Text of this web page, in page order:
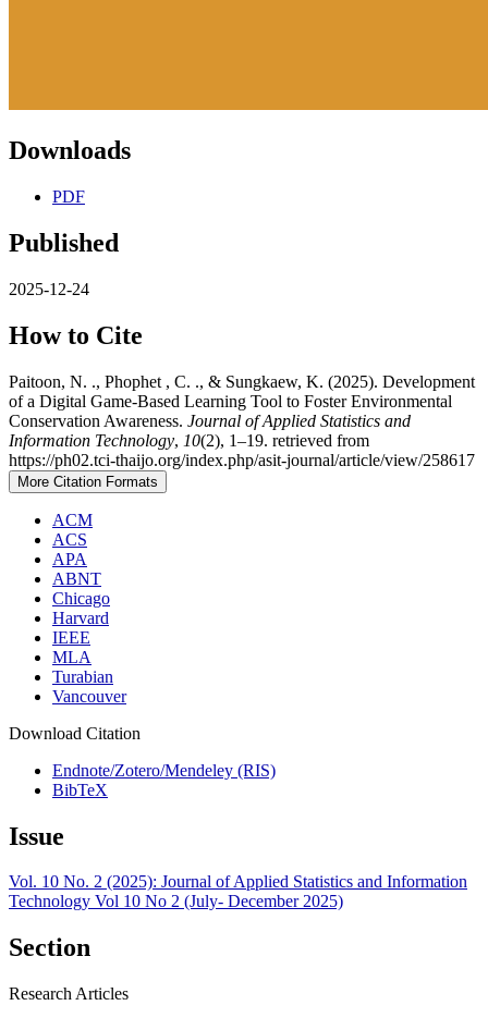
Downloads
PDF
Published
2025-12-24
How to Cite
Paitoon, N. ., Phophet , C. ., & Sungkaew, K. (2025). Development
of a Digital Game-Based Learning Tool to Foster Environmental
Conservation Awareness. Journal of Applied Statistics and
Information Technology, 10(2), 1–19. retrieved from
https://ph02.tci-thaijo.org/index.php/asit-journal/article/view/258617
More Citation Formats
ACM
ACS
APA
ABNT
Chicago
Harvard
IEEE
MLA
Turabian
Vancouver
Download Citation
Endnote/Zotero/Mendeley (RIS)
BibTeX
Issue
Vol. 10 No. 2 (2025): Journal of Applied Statistics and Information
Technology Vol 10 No 2 (July- December 2025)
Section
Research Articles